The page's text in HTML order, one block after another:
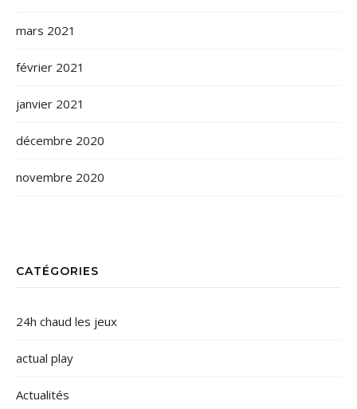
mars 2021
février 2021
janvier 2021
décembre 2020
novembre 2020
CATÉGORIES
24h chaud les jeux
actual play
Actualités